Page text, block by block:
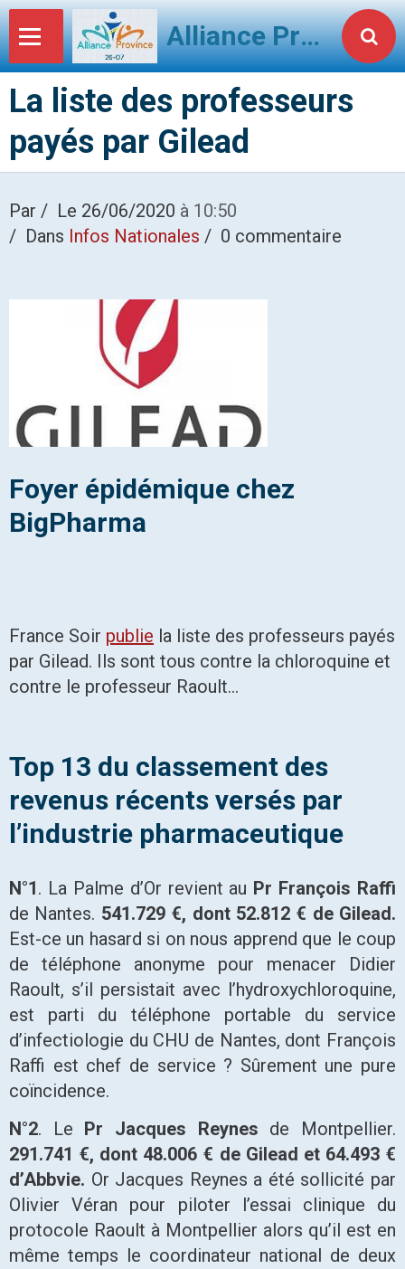
Alliance Province 2607
La liste des professeurs
payés par Gilead
Par Le 26/06/2020 à 10:50
Dans Infos Nationales 0 commentaire
Foyer épidémique chez
BigPharma
France Soir publie la liste des professeurs payés
par Gilead. Ils sont tous contre la chloroquine et
contre le professeur Raoult…
Top 13 du classement des
revenus récents versés par
l’industrie pharmaceutique
N°1 . La Palme d’Or revient au Pr François Raffi
de Nantes. 541.729 €, dont 52.812 € de Gilead.
Est-ce un hasard si on nous apprend que le coup
de téléphone anonyme pour menacer Didier
Raoult, s’il persistait avec l’hydroxychloroquine,
est parti du téléphone portable du service
d’infectiologie du CHU de Nantes, dont François
Raffi est chef de service ? Sûrement une pure
coïncidence.
N°2. Le Pr Jacques Reynes de Montpellier.
291.741 €, dont 48.006 € de Gilead et 64.493 €
d’Abbvie. Or Jacques Reynes a été sollicité par
Olivier Véran pour piloter l’essai clinique du
protocole Raoult à Montpellier alors qu’il est en
même temps le coordinateur national de deux